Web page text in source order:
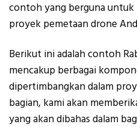
contoh yang berguna untuk
proyek pemetaan drone
Berikut ini adalah contoh
mencakup berbagai
dipertimbangkan dalam
bagian, kami akan
yang akan dibahas dalam